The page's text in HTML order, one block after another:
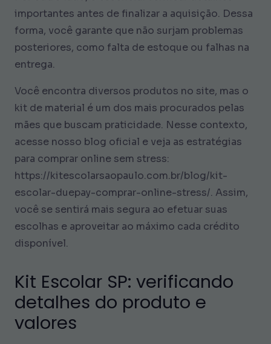
importantes antes de finalizar a aquisição. Dessa
forma, você garante que não surjam problemas
posteriores, como falta de estoque ou falhas na
entrega.
Você encontra diversos produtos no site, mas o
kit de material é um dos mais procurados pelas
mães que buscam praticidade. Nesse contexto,
acesse nosso blog oficial e veja as estratégias
para comprar online sem stress:
https://kitescolarsaopaulo.com.br/blog/kit-
escolar-duepay-comprar-online-stress/. Assim,
você se sentirá mais segura ao efetuar suas
escolhas e aproveitar ao máximo cada crédito
disponível.
Kit Escolar SP: verificando
detalhes do produto e
valores